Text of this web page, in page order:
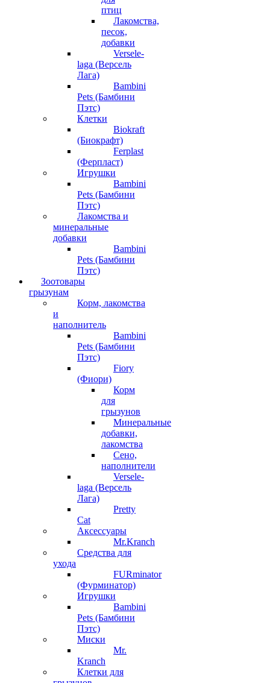
птиц
Лакомства,
песок,
добавки
Versele-
laga (Версель
Лага)
Bambini
Pets (Бамбини
Пэтс)
Клетки
Biokraft
(Биокрафт)
Ferplast
(Ферпласт)
Игрушки
Bambini
Pets (Бамбини
Пэтс)
Лакомства и
минеральные
добавки
Bambini
Pets (Бамбини
Пэтс)
Зоотовары
грызунам
Корм, лакомства
и
наполнитель
Bambini
Pets (Бамбини
Пэтс)
Fiory
(Фиори)
Корм
для
грызунов
Минеральные
добавки,
лакомства
Сено,
наполнители
Versele-
laga (Версель
Лага)
Pretty
Cat
Аксессуары
Mr.Kranch
Средства для
ухода
FURminator
(Фурминатор)
Игрушки
Bambini
Pets (Бамбини
Пэтс)
Миски
Mr.
Kranch
Клетки для